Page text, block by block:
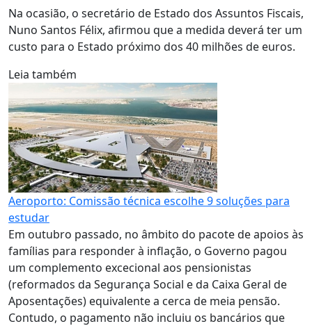
Na ocasião, o secretário de Estado dos Assuntos Fiscais,
Nuno Santos Félix, afirmou que a medida deverá ter um
custo para o Estado próximo dos 40 milhões de euros.
Leia também
Aeroporto: Comissão técnica escolhe 9 soluções para
estudar
Em outubro passado, no âmbito do pacote de apoios às
famílias para responder à inflação, o Governo pagou
um complemento excecional aos pensionistas
(reformados da Segurança Social e da Caixa Geral de
Aposentações) equivalente a cerca de meia pensão.
Contudo, o pagamento não incluiu os bancários que